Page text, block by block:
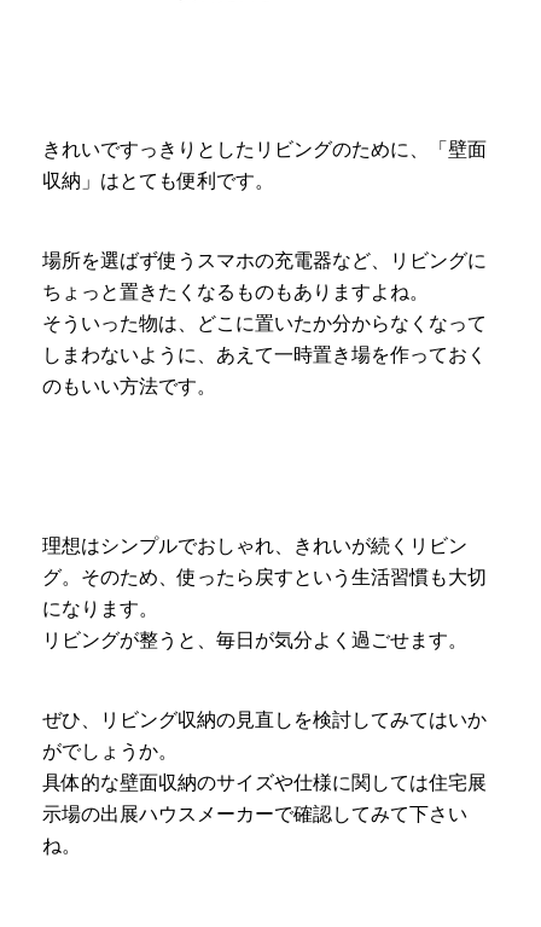
きれいですっきりとしたリビングのために、「壁面
収納」はとても便利です。
場所を選ばず使うスマホの充電器など、リビングに
ちょっと置きたくなるものもありますよね。
そういった物は、どこに置いたか分からなくなって
しまわないように、あえて一時置き場を作っておく
のもいい方法です。
理想はシンプルでおしゃれ、きれいが続くリビン
グ。そのため、使ったら戻すという生活習慣も大切
になります。
リビングが整うと、毎日が気分よく過ごせます。
ぜひ、リビング収納の見直しを検討してみてはいか
がでしょうか。
具体的な壁面収納のサイズや仕様に関しては住宅展
示場の出展ハウスメーカーで確認してみて下さい
ね。